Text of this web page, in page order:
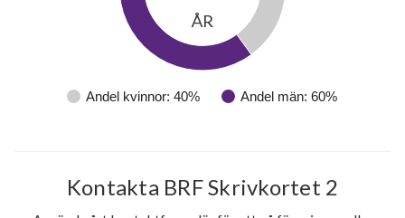
Andel kvinnor: 40% Andel män: 60%
ÅR
Kontakta BRF Skrivkortet 2